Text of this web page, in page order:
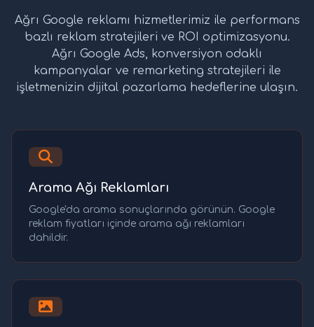
Ağrı Google reklamı hizmetlerimiz ile performans
bazlı reklam stratejileri ve ROI optimizasyonu.
Ağrı Google Ads, konversiyon odaklı
kampanyalar ve remarketing stratejileri ile
işletmenizin dijital pazarlama hedeflerine ulaşın.
Arama Ağı Reklamları
Google'da arama sonuçlarında görünün. Google
reklam fiyatları içinde arama ağı reklamları
dahildir.